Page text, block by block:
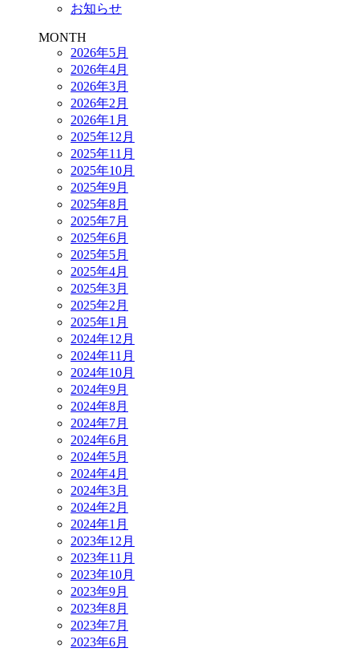
お知らせ
MONTH
2026年5月
2026年4月
2026年3月
2026年2月
2026年1月
2025年12月
2025年11月
2025年10月
2025年9月
2025年8月
2025年7月
2025年6月
2025年5月
2025年4月
2025年3月
2025年2月
2025年1月
2024年12月
2024年11月
2024年10月
2024年9月
2024年8月
2024年7月
2024年6月
2024年5月
2024年4月
2024年3月
2024年2月
2024年1月
2023年12月
2023年11月
2023年10月
2023年9月
2023年8月
2023年7月
2023年6月